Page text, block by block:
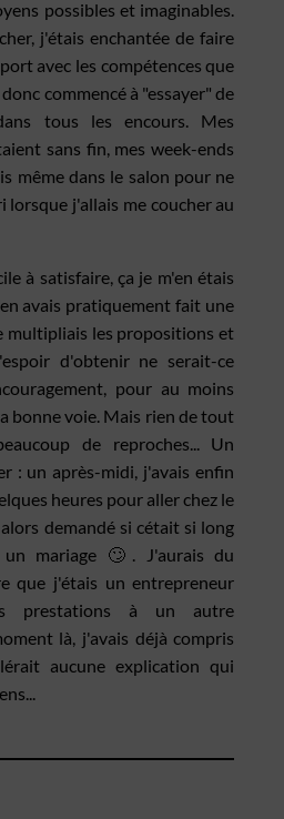
possibles et imaginables.
j'étais enchantée de faire
avec les compétences que
commencé à "essayer" de
tous les encours. Mes
sans fin, mes week-ends
même dans le salon pour ne
lorsque j'allais me coucher au
à satisfaire, ça je m'en étais
avais pratiquement fait une
multipliais les propositions et
d'obtenir ne serait-ce
pour au moins
bonne voie. Mais rien de tout
de reproches... Un
: un après-midi, j'avais enfin
heures pour aller chez le
demandé si cétait si long
mariage 🙄. J'aurais du
que j'étais un entrepreneur
prestations à un autre
là, j'avais déjà compris
aucune explication qui